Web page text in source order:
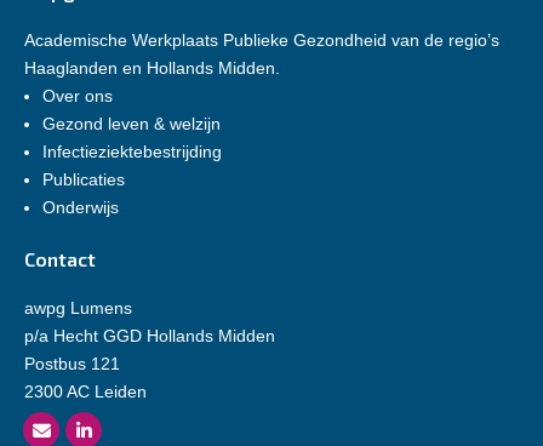
Academische Werkplaats Publieke Gezondheid van de regio’s
Haaglanden en Hollands Midden.
Over ons
Gezond leven & welzijn
Infectieziektebestrijding
Publicaties
Onderwijs
Contact
awpg Lumens
p/a Hecht GGD Hollands Midden
Postbus 121
2300 AC Leiden